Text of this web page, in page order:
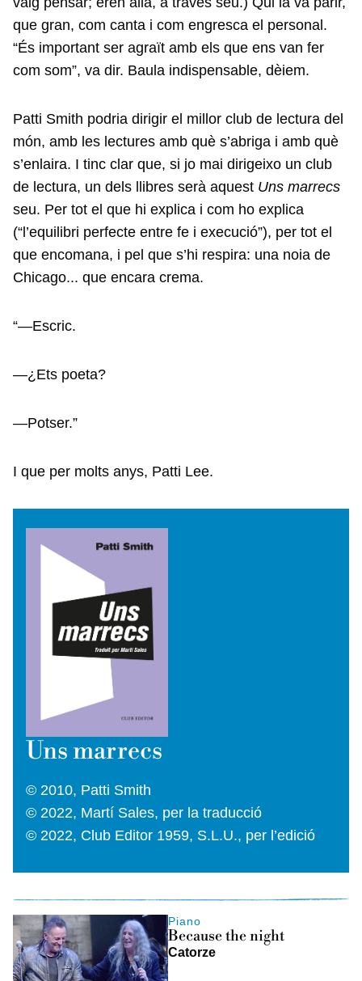
que gran, com canta i com engresca el personal.
“És important ser agraït amb els que ens van fer
com som”, va dir. Baula indispensable, dèiem.
Patti Smith podria dirigir el millor club de lectura del
món, amb les lectures amb què s’abriga i amb què
s’enlaira. I tinc clar que, si jo mai dirigeixo un club
de lectura, un dels llibres serà aquest Uns marrecs
seu. Per tot el que hi explica i com ho explica
(“l’equilibri perfecte entre fe i execució”), per tot el
que encomana, i pel que s’hi respira: una noia de
Chicago... que encara crema.
“—Escric.
—¿Ets poeta?
—Potser.”
I que per molts anys, Patti Lee.
Uns marrecs
© 2010, Patti Smith
© 2022, Martí Sales, per la traducció
© 2022, Club Editor 1959, S.L.U., per l’edició
Piano
Because the night
Catorze